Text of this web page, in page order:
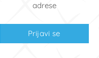
adrese
Prijavi se